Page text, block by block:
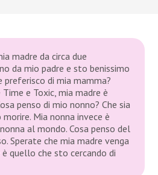
madre da circa due
da mio padre e sto benissimo
preferisco di mia mamma?
e Toxic, mia madre è
penso di mio nonno? Che sia
Mia nonna invece è
al mondo. Cosa penso del
Sperate che mia madre venga
quello che sto cercando di